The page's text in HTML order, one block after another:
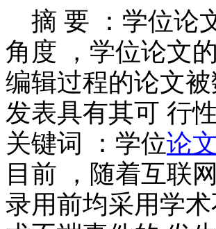
摘 要 ：学位论
角度 ，学位论文
编辑过程的论文
发表具有其可 行
关键词 ：学位论
目前 ，随着互联
录用前均采用学